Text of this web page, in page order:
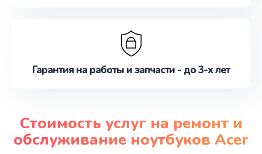
Гарантия на работы и запчасти - до 3-х лет
Стоимость услуг на ремонт и
обслуживание ноутбуков Acer